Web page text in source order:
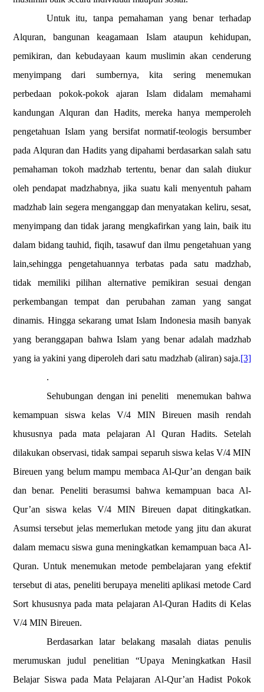
Untuk itu, tanpa pemahaman yang benar terhadap
Alquran, bangunan keagamaan Islam ataupun kehidupan,
pemikiran, dan kebudayaan kaum muslimin akan cenderung
menyimpang dari sumbernya, kita sering menemukan
perbedaan pokok-pokok ajaran Islam didalam memahami
kandungan Alquran dan Hadits, mereka hanya memperoleh
pengetahuan Islam yang bersifat normatif-teologis bersumber
pada Alquran dan Hadits yang dipahami berdasarkan salah satu
pemahaman tokoh madzhab tertentu, benar dan salah diukur
oleh pendapat madzhabnya, jika suatu kali menyentuh paham
madzhab lain segera menganggap dan menyatakan keliru, sesat,
menyimpang dan tidak jarang mengkafirkan yang lain, baik itu
dalam bidang tauhid, fiqih, tasawuf dan ilmu pengetahuan yang
lain,sehingga pengetahuannya terbatas pada satu madzhab,
tidak memiliki pilihan alternative pemikiran sesuai dengan
perkembangan tempat dan perubahan zaman yang sangat
dinamis. Hingga sekarang umat Islam Indonesia masih banyak
yang beranggapan bahwa Islam yang benar adalah madzhab
yang ia yakini yang diperoleh dari satu madzhab (aliran) saja.[3]
.
Sehubungan dengan ini peneliti
menemukan bahwa
kemampuan siswa kelas V/4 MIN Bireuen masih rendah
khususnya pada mata pelajaran Al Quran Hadits. Setelah
dilakukan observasi, tidak sampai separuh siswa kelas V/4 MIN
Bireuen yang belum mampu membaca Al-Qur’an dengan baik
dan benar. Peneliti berasumsi bahwa kemampuan baca Al-
Qur’an siswa kelas V/4 MIN Bireuen dapat ditingkatkan.
Asumsi tersebut jelas memerlukan metode yang jitu dan akurat
dalam memacu siswa guna meningkatkan kemampuan baca Al-
Quran. Untuk menemukan metode pembelajaran yang efektif
tersebut di atas, peneliti berupaya meneliti aplikasi metode Card
Sort khususnya pada mata pelajaran Al-Quran Hadits di Kelas
V/4 MIN Bireuen.
Berdasarkan latar belakang masalah diatas penulis
merumuskan judul penelitian “Upaya Meningkatkan Hasil
Belajar Siswa pada Mata Pelajaran Al-Qur’an Hadist Pokok